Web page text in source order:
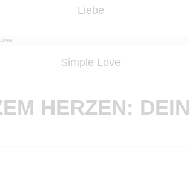
Liebe
Simple Love
HERZEN: